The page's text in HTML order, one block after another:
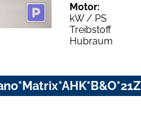
Motor:
kW / PS
Treibstoff
Hubraum